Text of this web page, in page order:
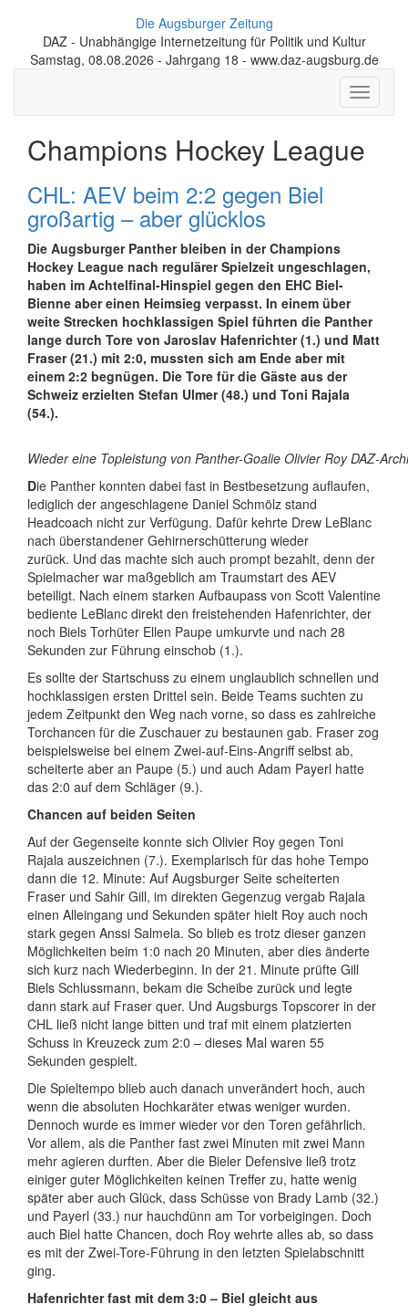
Die Augsburger Zeitung
DAZ - Unabhängige Internetzeitung für Politik und Kultur
Samstag, 08.08.2026 - Jahrgang 18 - www.daz-augsburg.de
Toggle
Champions Hockey League
CHL: AEV beim 2:2 gegen Biel
großartig – aber glücklos
Die Augsburger Panther bleiben in der Champions
Hockey League nach regulärer Spielzeit ungeschlagen,
haben im Achtelfinal-Hinspiel gegen den EHC Biel-
Bienne aber einen Heimsieg verpasst. In einem über
weite Strecken hochklassigen Spiel führten die Panther
lange durch Tore von Jaroslav Hafenrichter (1.) und Matt
Fraser (21.) mit 2:0, mussten sich am Ende aber mit
einem 2:2 begnügen. Die Tore für die Gäste aus der
Schweiz erzielten Stefan Ulmer (48.) und Toni Rajala
(54.).
Wieder eine Topleistung von Panther-Goalie Olivier Roy DAZ-
Die Panther konnten dabei fast in Bestbesetzung auflaufen,
lediglich der angeschlagene Daniel Schmölz stand
Headcoach nicht zur Verfügung. Dafür kehrte Drew LeBlanc
nach überstandener Gehirnerschütterung wieder
zurück. Und das machte sich auch prompt bezahlt, denn der
Spielmacher war maßgeblich am Traumstart des AEV
beteiligt. Nach einem starken Aufbaupass von Scott Valentine
bediente LeBlanc direkt den freistehenden Hafenrichter, der
noch Biels Torhüter Ellen Paupe umkurvte und nach 28
Sekunden zur Führung einschob (1.).
Es sollte der Startschuss zu einem unglaublich schnellen und
hochklassigen ersten Drittel sein. Beide Teams suchten zu
jedem Zeitpunkt den Weg nach vorne, so dass es zahlreiche
Torchancen für die Zuschauer zu bestaunen gab. Fraser zog
beispielsweise bei einem Zwei-auf-Eins-Angriff selbst ab,
scheiterte aber an Paupe (5.) und auch Adam Payerl hatte
das 2:0 auf dem Schläger (9.).
Chancen auf beiden Seiten
Auf der Gegenseite konnte sich Olivier Roy gegen Toni
Rajala auszeichnen (7.). Exemplarisch für das hohe Tempo
dann die 12. Minute: Auf Augsburger Seite scheiterten
Fraser und Sahir Gill, im direkten Gegenzug vergab Rajala
einen Alleingang und Sekunden später hielt Roy auch noch
stark gegen Anssi Salmela. So blieb es trotz dieser ganzen
Möglichkeiten beim 1:0 nach 20 Minuten, aber dies änderte
sich kurz nach Wiederbeginn. In der 21. Minute prüfte Gill
Biels Schlussmann, bekam die Scheibe zurück und legte
dann stark auf Fraser quer. Und Augsburgs Topscorer in der
CHL ließ nicht lange bitten und traf mit einem platzierten
Schuss in Kreuzeck zum 2:0 – dieses Mal waren 55
Sekunden gespielt.
Die Spieltempo blieb auch danach unverändert hoch, auch
wenn die absoluten Hochkaräter etwas weniger wurden.
Dennoch wurde es immer wieder vor den Toren gefährlich.
Vor allem, als die Panther fast zwei Minuten mit zwei Mann
mehr agieren durften. Aber die Bieler Defensive ließ trotz
einiger guter Möglichkeiten keinen Treffer zu, hatte wenig
später aber auch Glück, dass Schüsse von Brady Lamb (32.)
und Payerl (33.) nur hauchdünn am Tor vorbeigingen. Doch
auch Biel hatte Chancen, doch Roy wehrte alles ab, so dass
es mit der Zwei-Tore-Führung in den letzten Spielabschnitt
ging.
Hafenrichter fast mit dem 3:0 – Biel gleicht aus